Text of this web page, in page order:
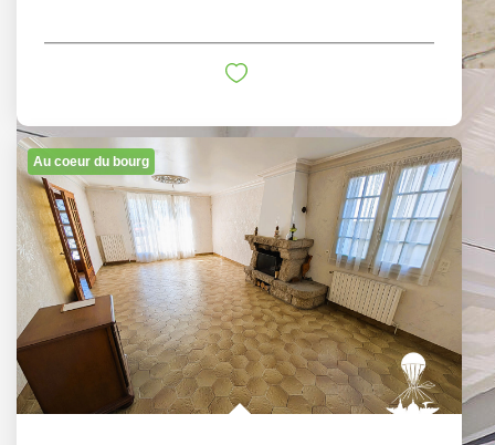
Au coeur du bourg